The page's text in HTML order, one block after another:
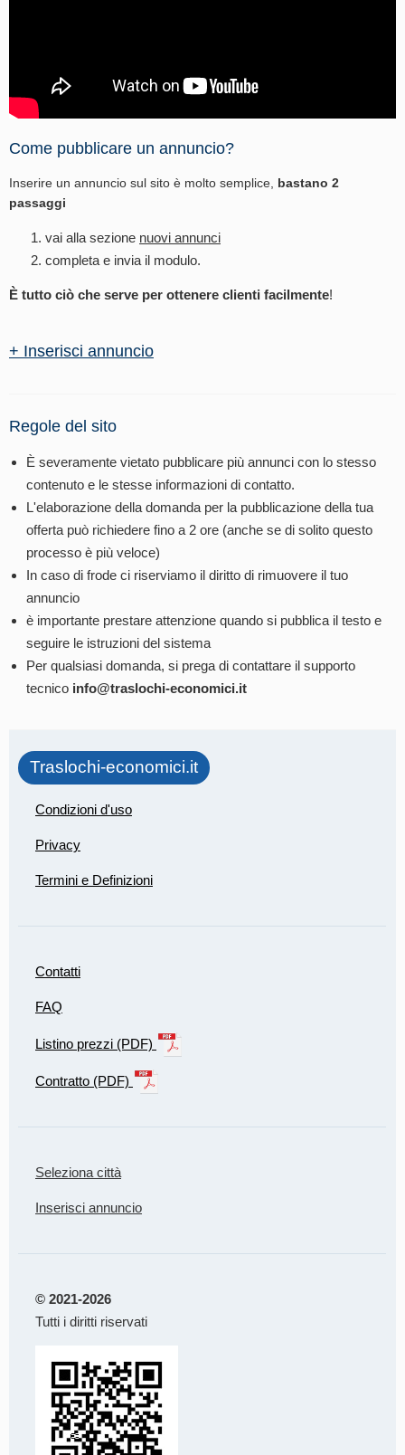
Come pubblicare un annuncio?
Inserire un annuncio sul sito è molto semplice, bastano 2
passaggi
vai alla sezione nuovi annunci
completa e invia il modulo.
È tutto ciò che serve per ottenere clienti facilmente!
+ Inserisci annuncio
Regole del sito
È severamente vietato pubblicare più annunci con lo stesso
contenuto e le stesse informazioni di contatto.
L'elaborazione della domanda per la pubblicazione della tua
offerta può richiedere fino a 2 ore (anche se di solito questo
processo è più veloce)
In caso di frode ci riserviamo il diritto di rimuovere il tuo
annuncio
è importante prestare attenzione quando si pubblica il testo e
seguire le istruzioni del sistema
Per qualsiasi domanda, si prega di contattare il supporto
tecnico info@traslochi-economici.it
Traslochi-economici.it
Condizioni d'uso
Privacy
Termini e Definizioni
Contatti
FAQ
Listino prezzi (PDF)
Contratto (PDF)
Seleziona città
Inserisci annuncio
© 2021-2026
Tutti i diritti riservati